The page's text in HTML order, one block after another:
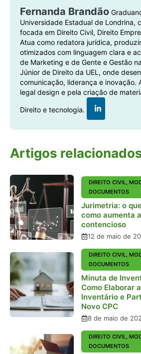
Fernanda Brandão
Universidade Estadual de Londrina,
focada em Direito Civil, Direito
Atua como redatora jurídica,
otimizados com linguagem clara e
de Marketing e de Gente e Gestão
Júnior de Direito da UEL, onde
comunicação, liderança e inovação.
legal design e pela criação de
Direito e tecnologia.
Artigos
DIREITO CIVIL,
DOCUMENTOS
Jurimetria: o
como aumenta
contencioso
12 de maio de
DIREITO CIVIL,
DOCUMENTOS
Minuta de
Como Elaborar
Inventário e
Novo CPC
8 de maio de
DIREITO CIVIL,
DOCUMENTOS